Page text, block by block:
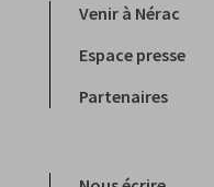
Venir à Nérac
Espace presse
Partenaires